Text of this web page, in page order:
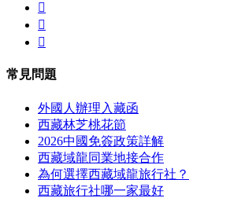



常見問題
外國人辦理入藏函
西藏林芝桃花節
2026中國免簽政策詳解
西藏域龍同業地接合作
為何選擇西藏域龍旅行社？
西藏旅行社哪一家最好